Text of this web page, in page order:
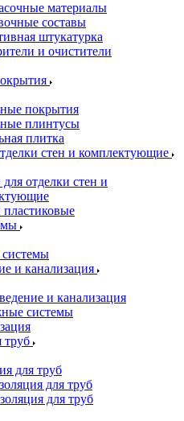
материалы
составы
штукатурка
и очистители
покрытия
плинтусы
плитка
стен и комплектующие
отделки стен и
и канализация
и канализация
системы
труб
для труб
для труб
для труб